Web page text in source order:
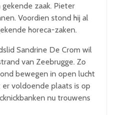
zaak. Pieter
Voordien stond hij al
horeca-zaken.
Sandrine De Crom wil
van Zeebrugge. Zo
bewegen in open lucht
voldoende plaats is op
nu trouwens